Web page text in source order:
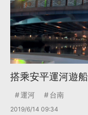
搭乘安平運河遊
運河 台南
2019/6/14 09:34